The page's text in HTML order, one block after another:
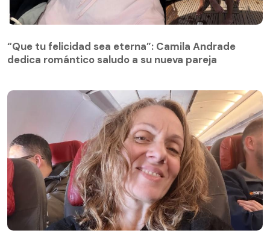
“Que tu felicidad sea eterna”: Camila Andrade
dedica romántico saludo a su nueva pareja